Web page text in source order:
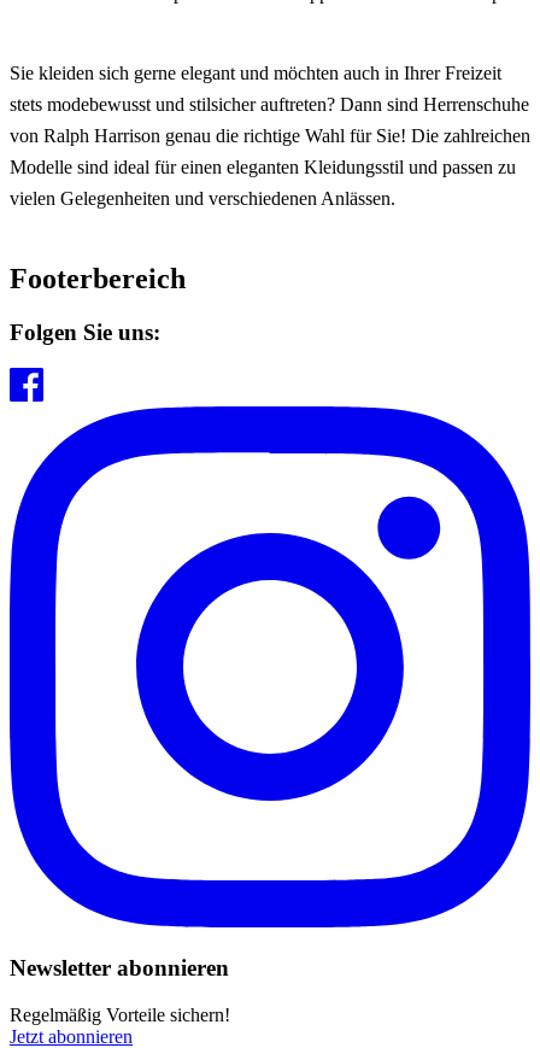
Sie kleiden sich gerne elegant und möchten auch in Ihrer Freizeit
stets modebewusst und stilsicher auftreten? Dann sind Herrenschuhe
von Ralph Harrison genau die richtige Wahl für Sie! Die zahlreichen
Modelle sind ideal für einen eleganten Kleidungsstil und passen zu
vielen Gelegenheiten und verschiedenen Anlässen.
Footerbereich
Folgen Sie uns:
Newsletter abonnieren
Regelmäßig Vorteile sichern!
Jetzt abonnieren